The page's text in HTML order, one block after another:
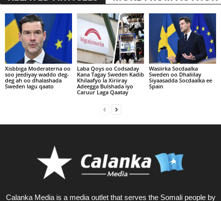
Xisbbiga Moderaterna oo
soo jeediyay waddo deg-
deg ah oo dhalashada
Sweden lagu qaato
Laba Qoys oo Codsaday
Kana Tagay Sweden Kadib
Khilaafyo la Xiriiray
Adeegga Bulshada iyo
Caruur Laga Qaatay
Wasiirka Socdaalka
Sweden oo Dhaliilay
Siyaasadda Socdaalka ee
Spain
Calanka Media is a media outlet that serves the Somali people by